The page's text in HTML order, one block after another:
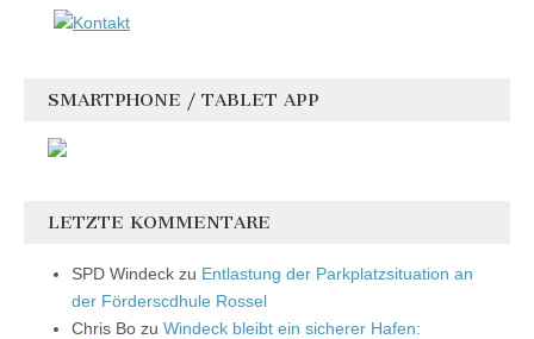
SMARTPHONE / TABLET APP
LETZTE KOMMENTARE
SPD Windeck zu Entlastung der Parkplatzsituation an
der Förderscdhule Rossel
Chris Bo zu Windeck bleibt ein sicherer Hafen: